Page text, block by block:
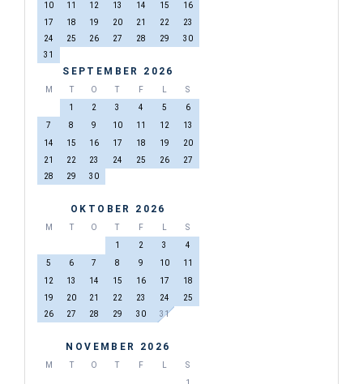
10
11 12 13 14 15
16
17
18 19 20 21 22
23
24
25 26 27 28 29
30
31
SEPTEMBER 2026
M T O T F L
S
1
2 3 4 5
6
7
8 9 10 11 12
13
14
15 16 17 18 19
20
21
22 23 24 25 26
27
28
29 30
OKTOBER 2026
M T O T F L
S
1
2 3
4
5
6 7 8 9 10
11
12
13 14 15 16 17
18
19
20 21 22 23 24
25
26
27 28 29 30 31
NOVEMBER 2026
M T O T F L
S